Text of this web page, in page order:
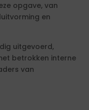
opgave, van
en
uitgevoerd,
betrokken interne
van